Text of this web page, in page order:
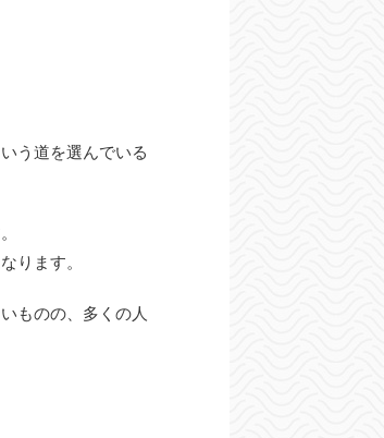
う道を選んでいる
ります。
ものの、多くの人